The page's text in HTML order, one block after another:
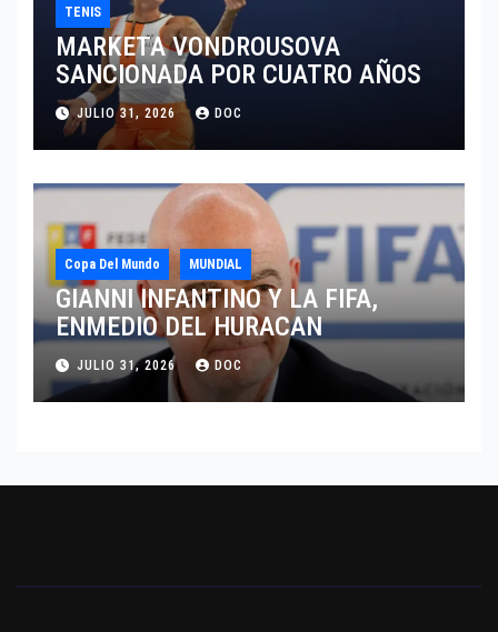
TENIS
MARKETA VONDROUSOVA
SANCIONADA POR CUATRO AÑOS
JULIO 31, 2026 DOC
Copa Del Mundo MUNDIAL
GIANNI INFANTINO Y LA FIFA,
ENMEDIO DEL HURACAN
JULIO 31, 2026 DOC